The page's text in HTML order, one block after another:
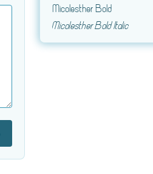
Micolesther Bold
Micolesther Bold Italic